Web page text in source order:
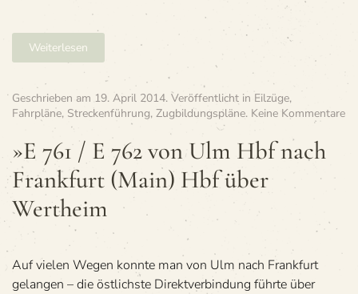
Weiterlesen
Geschrieben am 19. April 2014. Veröffentlicht in Eilzüge,
Fahrpläne, Streckenführung, Zugbildungspläne. Keine Kommentarezu
»E 761 / E 762 von Ulm Hbf nach
Frank­furt (Main) Hbf über
Wertheim
Auf vie­len Wegen konnte man von Ulm nach Frank­furt
gelan­gen – die öst­lichste Direkt­ver­bin­dung führte über